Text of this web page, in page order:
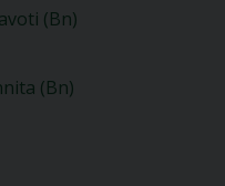
(Bn)
(Bn)